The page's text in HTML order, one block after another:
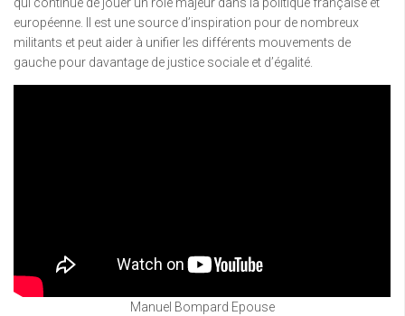
européenne. Il est une source d’inspiration pour de nombreux
militants et peut aider à unifier les différents mouvements de
gauche pour davantage de justice sociale et d’égalité.
Manuel Bompard Epouse